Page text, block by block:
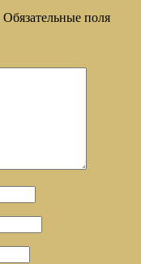
Обязательные поля